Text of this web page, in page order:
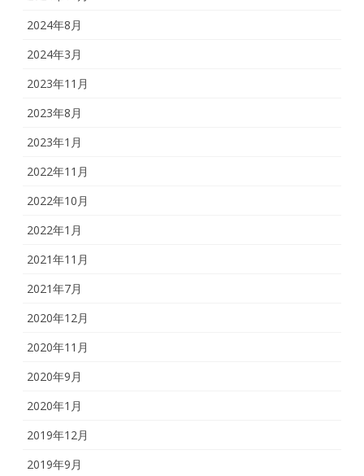
2024年8月
2024年3月
2023年11月
2023年8月
2023年1月
2022年11月
2022年10月
2022年1月
2021年11月
2021年7月
2020年12月
2020年11月
2020年9月
2020年1月
2019年12月
2019年9月